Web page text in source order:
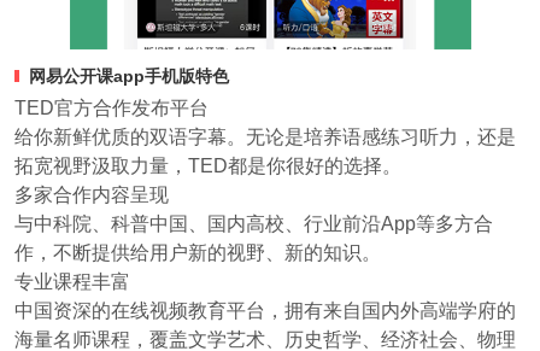
网易公开课app手机版特色
TED官方合作发布平台
给你新鲜优质的双语字幕。无论是培养语感练习听力，还是
拓宽视野汲取力量，TED都是你很好的选择。
多家合作内容呈现
与中科院、科普中国、国内高校、行业前沿App等多方合
作，不断提供给用户新的视野、新的知识。
专业课程丰富
中国资深的在线视频教育平台，拥有来自国内外高端学府的
海量名师课程，覆盖文学艺术、历史哲学、经济社会、物理